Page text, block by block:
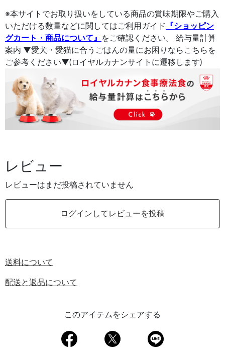
※本サイトでお取り扱いをしている商品の賞味期限やご購入
いただける数量などに関してはご利用ガイド
『ショッピン
グカート・商品について』
をご確認ください。 給与量計算
案内 ▼愛犬・愛猫に合うごはんの量にお困りならこちらを
ご参考ください▼(ロイヤルカナンサイトに遷移します)
レビュー
レビューはまだ投稿されていません
ログインしてレビューを投稿
送料について
配送と返品について
このアイテムをシェアする